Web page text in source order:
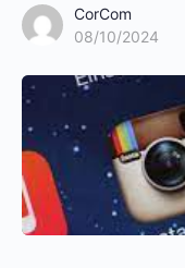
CorCom
08/10/2024